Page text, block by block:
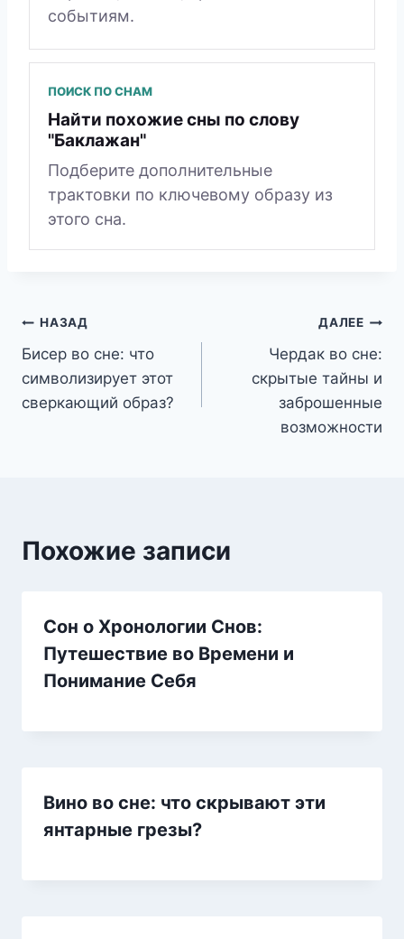
событиям.
ПОИСК ПО СНАМ
Найти похожие сны по слову
"Баклажан"
Подберите дополнительные
трактовки по ключевому образу из
этого сна.
Навигация
по
записям
НАЗАД
Бисер во сне: что
символизирует этот
сверкающий образ?
ДАЛЕЕ
Чердак во сне:
скрытые тайны и
заброшенные
возможности
Похожие записи
Сон о Хронологии Снов:
Путешествие во Времени и
Понимание Себя
Вино во сне: что скрывают эти
янтарные грезы?